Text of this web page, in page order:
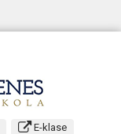
E-klase